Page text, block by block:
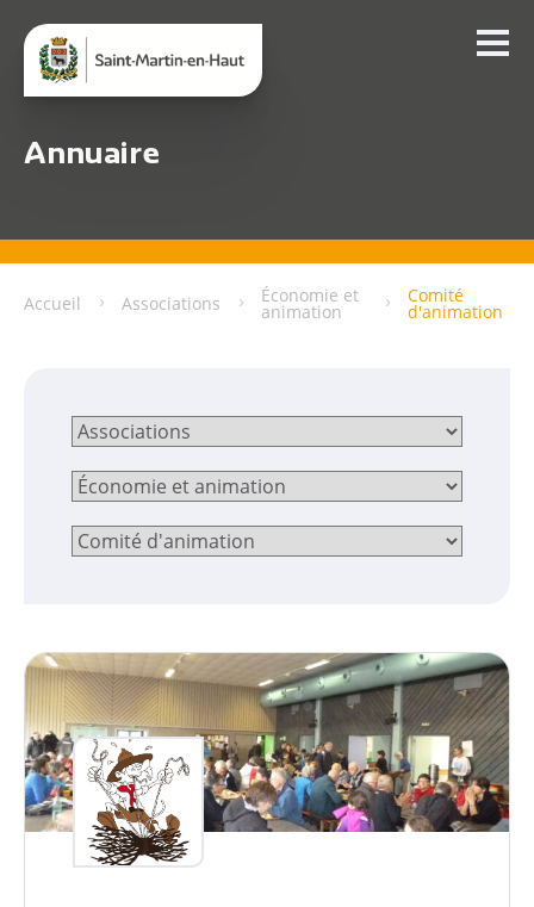
Annuaire
Accueil Associations Économie et
animation
Comité
d'animation